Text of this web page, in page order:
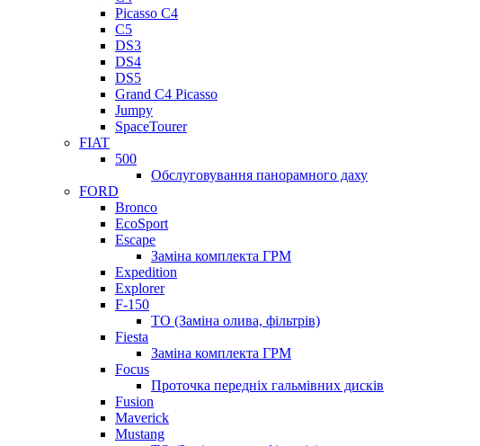
Picasso C4
C5
DS3
DS4
DS5
Grand C4 Picasso
Jumpy
SpaceTourer
FIAT
500
Обслуговування панорамного даху
FORD
Bronco
EcoSport
Escape
Заміна комплекта ГРМ
Expedition
Explorer
F-150
ТО (Заміна олива, фільтрів)
Fiesta
Заміна комплекта ГРМ
Focus
Проточка передніх гальмівних дисків
Fusion
Maverick
Mustang